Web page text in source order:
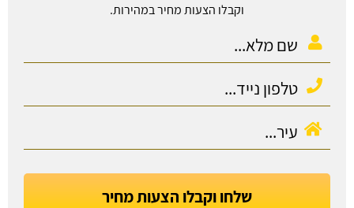
וקבלו הצעות מחיר במהירות.
שלחו וקבלו הצעות מחיר